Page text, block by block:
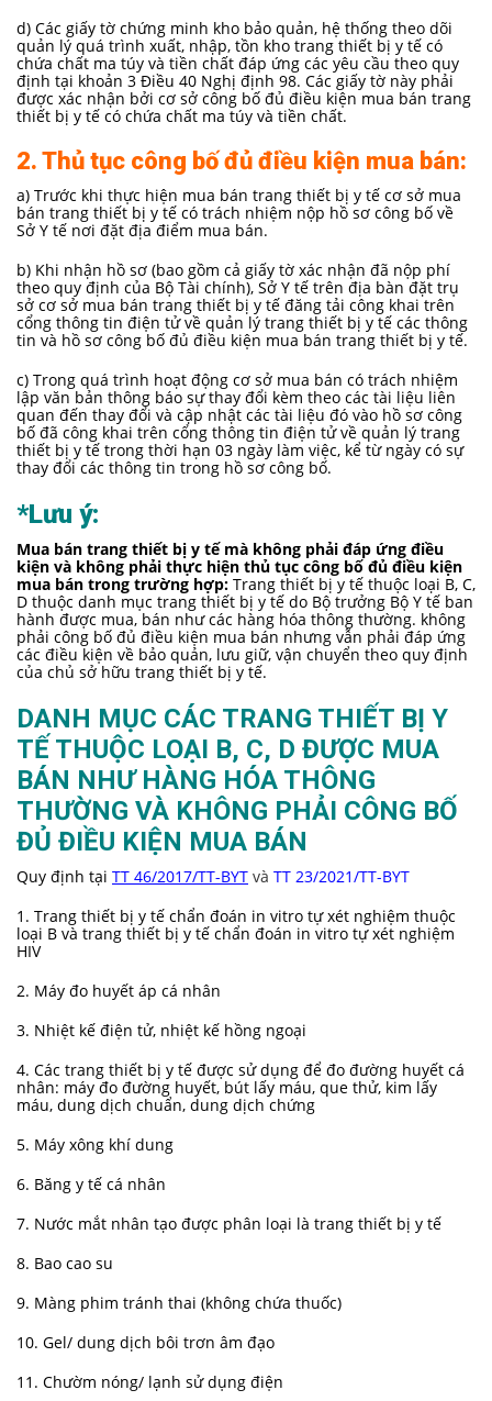
d) Các giấy tờ chứng minh kho bảo quản, hệ thống theo dõi
quản lý quá trình xuất, nhập, tồn kho trang thiết bị y tế có
chứa chất ma túy và tiền chất đáp ứng các yêu cầu theo quy
định tại khoản 3 Điều 40 Nghị định 98. Các giấy tờ này phải
được xác nhận bởi cơ sở công bố đủ điều kiện mua bán trang
thiết bị y tế có chứa chất ma túy và tiền chất.
2. Thủ tục công bố đủ điều kiện mua bán:
a) Trước khi thực hiện mua bán trang thiết bị y tế cơ sở mua
bán trang thiết bị y tế có trách nhiệm nộp hồ sơ công bố về
Sở Y tế nơi đặt địa điểm mua bán.
b) Khi nhận hồ sơ (bao gồm cả giấy tờ xác nhận đã nộp phí
theo quy định của Bộ Tài chính), Sở Y tế trên địa bàn đặt trụ
sở cơ sở mua bán trang thiết bị y tế đăng tải công khai trên
cổng thông tin điện tử về quản lý trang thiết bị y tế các thông
tin và hồ sơ công bố đủ điều kiện mua bán trang thiết bị y tế.
c) Trong quá trình hoạt động cơ sở mua bán có trách nhiệm
lập văn bản thông báo sự thay đổi kèm theo các tài liệu liên
quan đến thay đổi và cập nhật các tài liệu đó vào hồ sơ công
bố đã công khai trên cổng thông tin điện tử về quản lý trang
thiết bị y tế trong thời hạn 03 ngày làm việc, kể từ ngày có sự
thay đổi các thông tin trong hồ sơ công bố.
*Lưu ý:
Mua bán trang thiết bị y tế mà không phải đáp ứng điều
kiện và không phải thực hiện thủ tục công bố đủ điều kiện
mua bán trong trường hợp: Trang thiết bị y tế thuộc loại B, C,
D thuộc danh mục trang thiết bị y tế do Bộ trưởng Bộ Y tế ban
hành được mua, bán như các hàng hóa thông thường. không
phải công bố đủ điều kiện mua bán nhưng vẫn phải đáp ứng
các điều kiện về bảo quản, lưu giữ, vận chuyển theo quy định
của chủ sở hữu trang thiết bị y tế.
DANH MỤC CÁC TRANG THIẾT BỊ Y
TẾ THUỘC LOẠI B, C, D ĐƯỢC MUA
BÁN NHƯ HÀNG HÓA THÔNG
THƯỜNG VÀ KHÔNG PHẢI CÔNG BỐ
ĐỦ ĐIỀU KIỆN MUA BÁN
Quy định tại TT 46/2017/TT-BYT và TT 23/2021/TT-BYT
1. Trang thiết bị y tế chẩn đoán in vitro tự xét nghiệm thuộc
loại B và trang thiết bị y tế chẩn đoán in vitro tự xét nghiệm
HIV
2. Máy đo huyết áp cá nhân
3. Nhiệt kế điện tử, nhiệt kế hồng ngoại
4. Các trang thiết bị y tế được sử dụng để đo đường huyết cá
nhân: máy đo đường huyết, bút lấy máu, que thử, kim lấy
máu, dung dịch chuẩn, dung dịch chứng
5. Máy xông khí dung
6. Băng y tế cá nhân
7. Nước mắt nhân tạo được phân loại là trang thiết bị y tế
8. Bao cao su
9. Màng phim tránh thai (không chứa thuốc)
10. Gel/ dung dịch bôi trơn âm đạo
11. Chườm nóng/ lạnh sử dụng điện